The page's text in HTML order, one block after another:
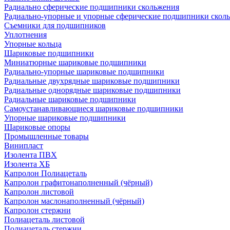
Радиально сферические подшипники скольжения
Радиально-упорные и упорные сферические подшипники
Съемники для подшипников
Уплотнения
Упорные кольца
Шариковые подшипники
Миниатюрные шариковые подшипники
Радиально-упорные шариковые подшипники
Радиальные двухрядные шариковые подшипники
Радиальные однорядные шариковые подшипники
Радиальные шариковые подшипники
Самоустанавливающиеся шариковые подшипники
Упорные шариковые подшипники
Шариковые опоры
Промышленные товары
Винипласт
Изолента ПВХ
Изолента ХБ
Капролон Полиацеталь
Капролон графитонаполненный (чёрный)
Капролон листовой
Капролон маслонаполненный (чёрный)
Капролон стержни
Полиацеталь листовой